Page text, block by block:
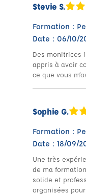
Stevie S.
Formation :
Date : 06/10/
Des monitrices
appris à avoir
ce que vous
Sophie G.
Formation :
Date : 18/09/
Une très
de ma
solide et
organisées